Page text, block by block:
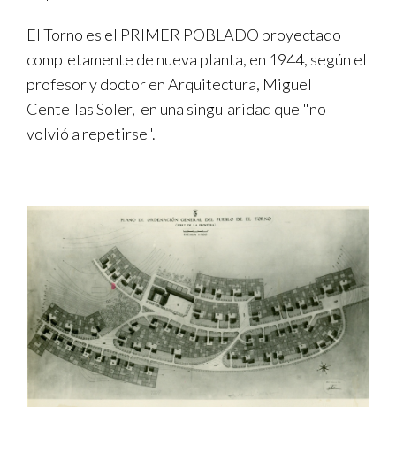
El Torno es el PRIMER POBLADO proyectado
completamente de nueva planta, en 1944, según el
profesor y doctor en Arquitectura, Miguel
Centellas Soler, en una singularidad que "no
volvió a repetirse".